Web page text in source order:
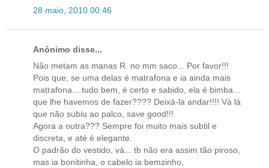
28 maio, 2010 00:46
Anónimo disse...
Não metam as manas R. no mm saco... Por favor!!!
Pois que, se uma delas é matrafona e ia ainda mais
matrafona... tudo bem, é certo e sabido, ela é bimba...
que lhe havemos de fazer???? Deixá-la andar!!!! Vá lá
que não subiu ao palco, save good!!!
Agora a outra??? Sempre foi muito mais subtil e
discreta, e até é elegante.
O padrão do vestido, vá... tb não era assim tão piroso,
mas ia bonitinha, o cabelo ia bemzinho,